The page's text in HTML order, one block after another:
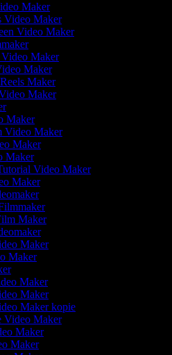
Maker
Video Maker
Video Maker
Video Maker
Maker
Maker
Maker
Maker
Video Maker
Maker
Maker
Video Maker
Maker
Maker
Maker
Maker
Maker
Maker
Maker kopie
Video Maker
Maker
Maker